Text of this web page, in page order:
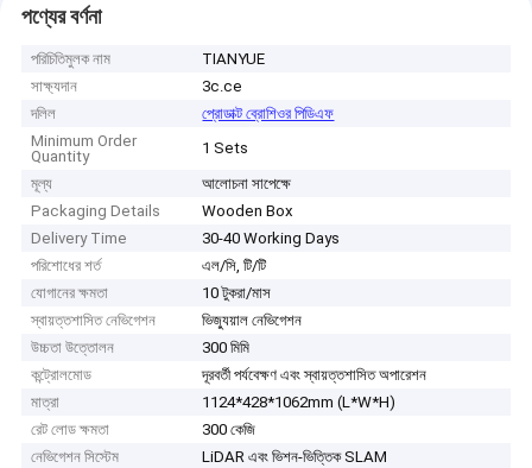
পণ্যের বর্ণনা
পরিচিতিমুলক নাম
TIANYUE
সাক্ষ্যদান
3c.ce
দলিল
প্রোডাক্ট ব্রোশিওর পিডিএফ
Minimum Order
Quantity
1 Sets
মূল্য
আলোচনা সাপেক্ষে
Packaging Details
Wooden Box
Delivery Time
30-40 Working Days
পরিশোধের শর্ত
এল/সি, টি/টি
যোগানের ক্ষমতা
10 টুকরা/মাস
স্বায়ত্তশাসিত নেভিগেশন
ভিজ্যুয়াল নেভিগেশন
উচ্চতা উত্তোলন
300 মিমি
কন্ট্রোলমোড
দূরবর্তী পর্যবেক্ষণ এবং স্বায়ত্তশাসিত অপারেশন
মাত্রা
1124*428*1062mm (L*W*H)
রেট লোড ক্ষমতা
300 কেজি
নেভিগেশন সিস্টেম
LiDAR এবং ভিশন-ভিত্তিক SLAM